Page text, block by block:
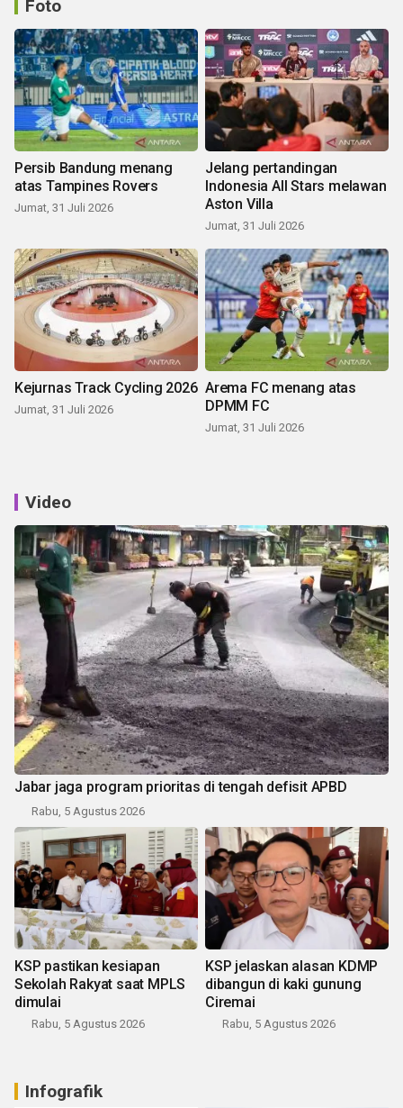
Foto
Persib Bandung menang
atas Tampines Rovers
Jumat, 31 Juli 2026
Jelang pertandingan
Indonesia All Stars melawan
Aston Villa
Jumat, 31 Juli 2026
Kejurnas Track Cycling 2026
Jumat, 31 Juli 2026
Arema FC menang atas
DPMM FC
Jumat, 31 Juli 2026
Video
Jabar jaga program prioritas di tengah defisit APBD
Rabu, 5 Agustus 2026
KSP pastikan kesiapan
Sekolah Rakyat saat MPLS
dimulai
Rabu, 5 Agustus 2026
KSP jelaskan alasan KDMP
dibangun di kaki gunung
Ciremai
Rabu, 5 Agustus 2026
Infografik